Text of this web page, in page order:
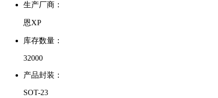
生产厂商：
恩XP
库存数量：
32000
产品封装：
SOT-23